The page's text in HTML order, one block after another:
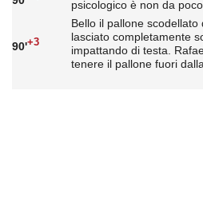
psicologico è non da poco.
90'+3
Bello il pallone
lasciato completamente
impattando di testa.
tenere il pallone fuori